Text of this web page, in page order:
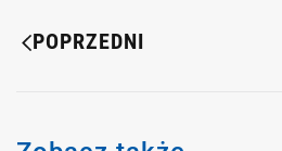
POPRZEDNI